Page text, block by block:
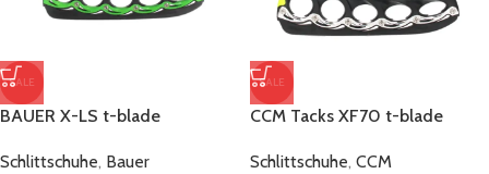
SALE
BAUER X-LS t-blade
Schlittschuhe, Bauer
SALE
CCM Tacks XF70 t-blade
Schlittschuhe, CCM